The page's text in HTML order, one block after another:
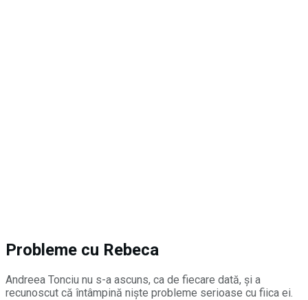
Probleme cu Rebeca
Andreea Tonciu nu s-a ascuns, ca de fiecare dată, și a
recunoscut că întâmpină niște probleme serioase cu fiica ei.